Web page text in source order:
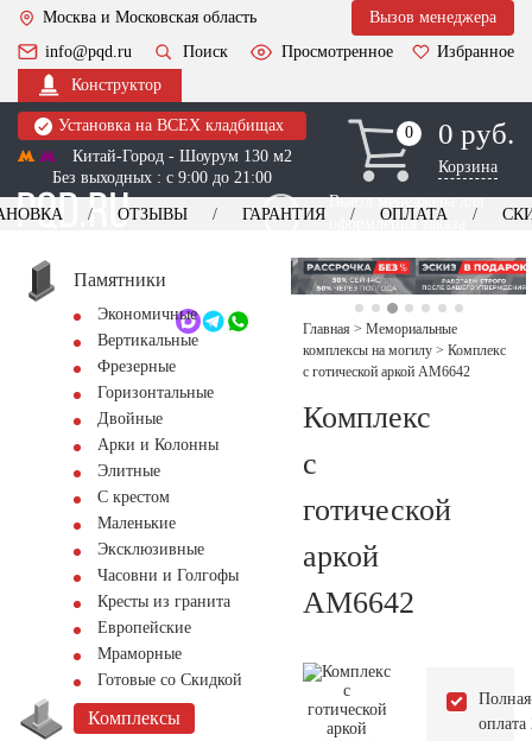
Москва и Московская область
Вызов менеджера
info@pqd.ru
Поиск Просмотренное
Избранное
Конструктор
Установка на ВСЕХ кладбищах
Китай-Город - Шоурум 130 м2
Без выходных : с 9:00 до 21:00
0
0 0 руб.
Корзина
Выезд менеджера для
оформления заказа
+7 (495) 518-44-23
Обратный звонок
ОТЗЫВЫ ГАРАНТИЯ ОПЛАТА
Памятники
Экономичные
Вертикальные
Фрезерные
Горизонтальные
Двойные
Арки и Колонны
Элитные
С крестом
Маленькие
Эксклюзивные
Часовни и Голгофы
Кресты из гранита
Европейские
Мраморные
Готовые со Скидкой
Комплексы
Главная > Мемориальные
комплексы на могилу > Комплекс
с готической аркой AM6642
Комплекс
с
готической
аркой
AM6642
Полная
оплата